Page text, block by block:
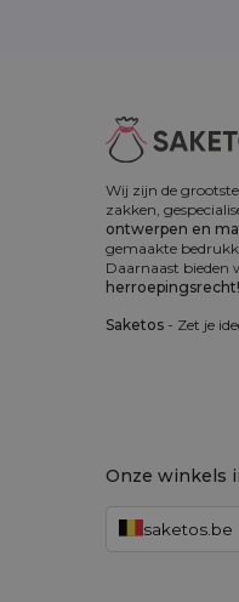
Wij zijn de
zakken,
ontwerpen en
gemaakte
Daarnaast bieden
herroepingsrecht!
Saketos - Zet je
Onze winkels
saketos.be